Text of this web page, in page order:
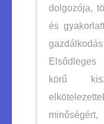
dolgozója,
és
körű